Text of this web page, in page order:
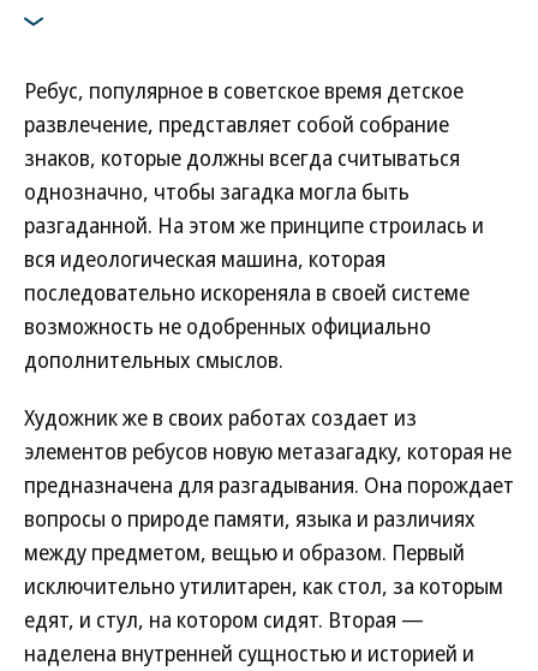
Ребус, популярное в советское время детское
развлечение, представляет собой собрание
знаков, которые должны всегда считываться
однозначно, чтобы загадка могла быть
разгаданной. На этом же принципе строилась и
вся идеологическая машина, которая
последовательно искореняла в своей системе
возможность не одобренных официально
дополнительных смыслов.
Художник же в своих работах создает из
элементов ребусов новую метазагадку, которая не
предназначена для разгадывания. Она порождает
вопросы о природе памяти, языка и различиях
между предметом, вещью и образом. Первый
исключительно утилитарен, как стол, за которым
едят, и стул, на котором сидят. Вторая —
наделена внутренней сущностью и историей и